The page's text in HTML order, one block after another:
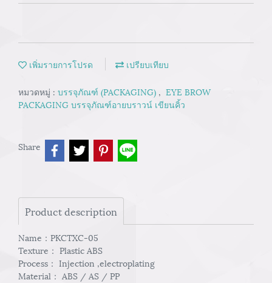
เพิ่มรายการโปรด เปรียบเทียบ
หมวดหมู่ : บรรจุภัณฑ์ (PACKAGING) , EYE BROW
PACKAGING บรรจุภัณฑ์อายบราวน์ เขียนคิ้ว
Share
Product description
Name：PKCTXC-05
Texture： Plastic ABS
Process： Injection ,electroplating
Material： ABS / AS / PP